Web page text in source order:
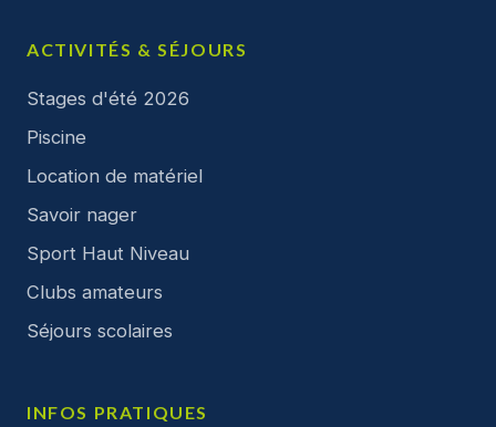
ACTIVITÉS & SÉJOURS
Stages d'été 2026
Piscine
Location de matériel
Savoir nager
Sport Haut Niveau
Clubs amateurs
Séjours scolaires
INFOS PRATIQUES